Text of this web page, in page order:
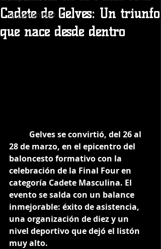
Tu comunidad
Cadete de Gelves: Un triunfo
que nace desde dentro
28 de marzo, en el epicentro del
baloncesto formativo con la
celebración de la Final Four en
categoría Cadete Masculina. El
evento se salda con un balance
inmejorable: éxito de asistencia,
una organización de diez y un
nivel deportivo que dejó el listón
muy alto.